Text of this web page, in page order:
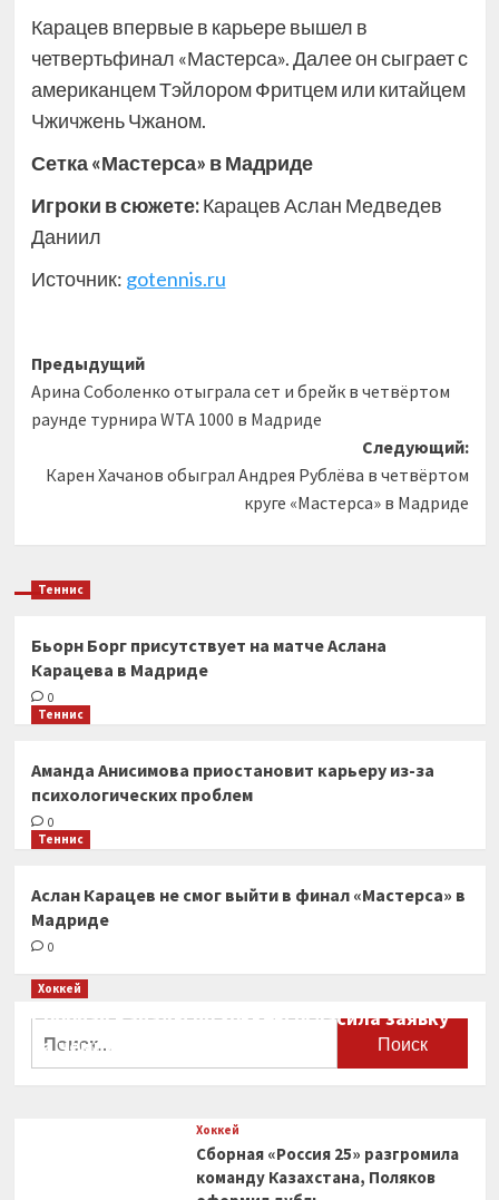
Карацев впервые в карьере вышел в
четвертьфинал «Мастерса». Далее он сыграет с
американцем Тэйлором Фритцем или китайцем
Чжичжень Чжаном.
Сетка «Мастерса» в Мадриде
Игроки в сюжете:Карацев Аслан Медведев
Даниил
Источник: gotennis.ru
Навигация
записи
Предыдущий
Арина Соболенко отыграла сет и брейк в четвёртом
раунде турнира WTA 1000 в Мадриде
Следующий:
Карен Хачанов обыграл Андрея Рублёва в четвёртом
круге «Мастерса» в Мадриде
Теннис
Бьорн Борг присутствует на матче Аслана
Карацева в Мадриде
0
Теннис
Аманда Анисимова приостановит карьеру из-за
психологических проблем
0
Теннис
Аслан Карацев не смог выйти в финал «Мастерса» в
Мадриде
0
Хоккей
Сборная Канады по хоккею огласила заявку
на чемпионат мира
Хоккей
Сборная «Россия 25» разгромила
команду Казахстана, Поляков